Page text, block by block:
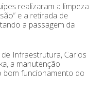
realizaram a limpeza
e a retirada de
a passagem da
Infraestrutura, Carlos
a manutenção
bom funcionamento do